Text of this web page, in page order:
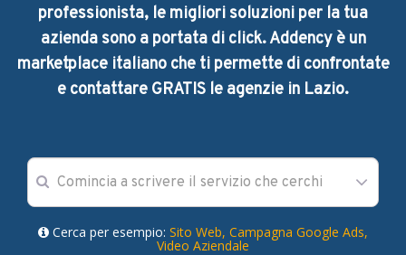
professionista, le migliori soluzioni per la tua
azienda sono a portata di click. Addency è un
marketplace italiano che ti permette di confrontate
e contattare GRATIS le agenzie in Lazio.
Cerca per esempio: Sito Web, Campagna Google Ads,
Video Aziendale